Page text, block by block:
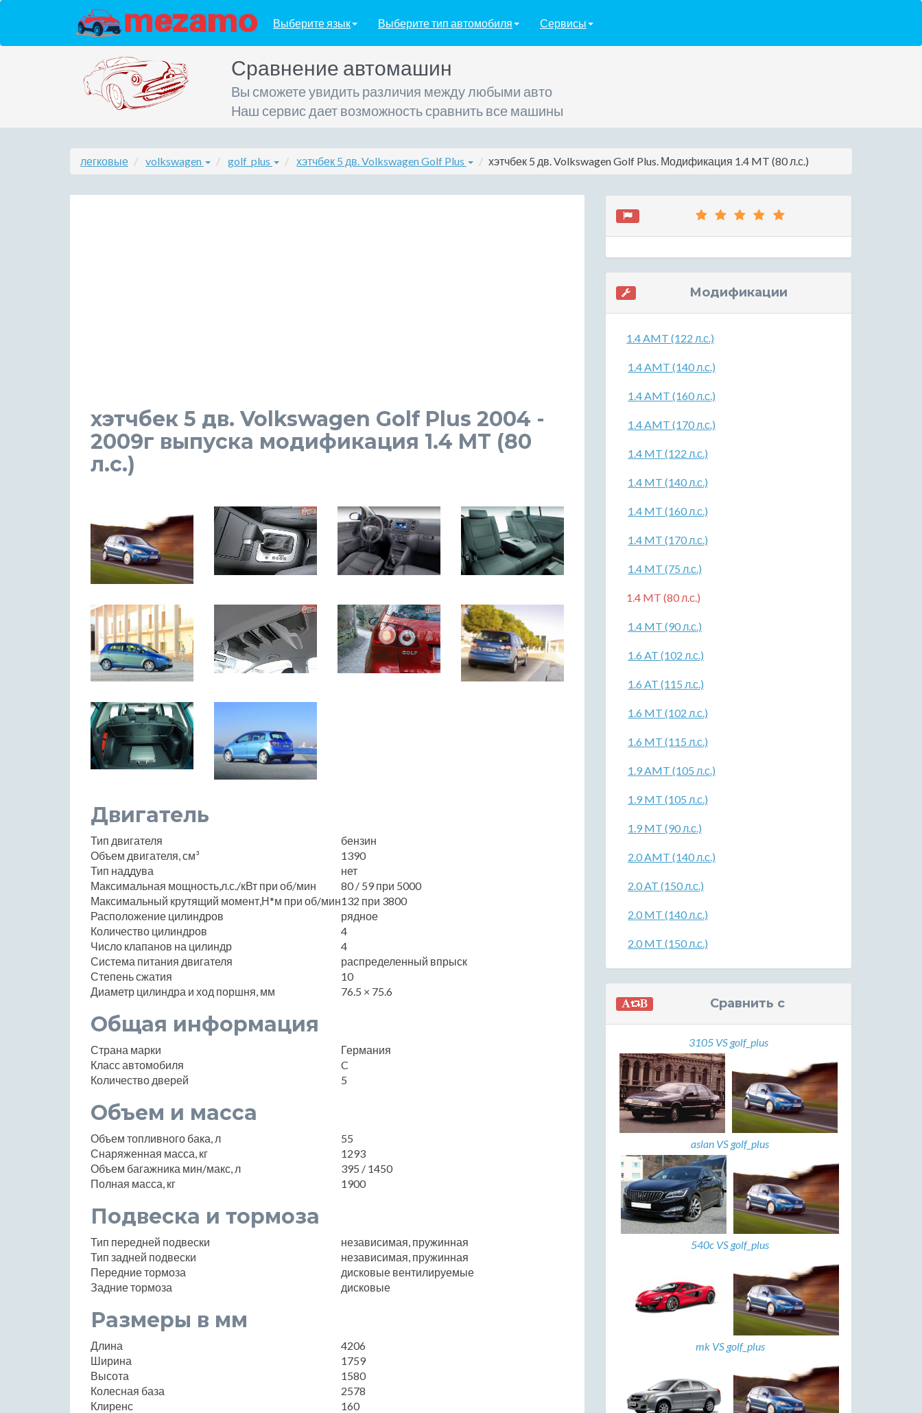
Выберите язык Выберите тип автомобиля Сервисы
Сравнение автомашин
Вы сможете увидить различия между любыми авто
Наш сервис дает возможность сравнить все машины
легковые volkswagen golf_plus хэтчбек 5 дв. Volkswagen Golf Plus хэтчбек 5 дв. Volkswagen Golf Plus. Модификация 1.4 MT (80 л.с.)
хэтчбек 5 дв. Volkswagen Golf Plus 2004 -
2009г выпуска модификация 1.4 MT (80
л.с.)
Двигатель
Тип двигателя
бензин
Объем двигателя, см³
1390
Тип наддува
нет
Максимальная мощность,л.с./кВт при об/мин
80 / 59 при 5000
Максимальный крутящий момент,Н*м при об/мин132 при 3800
Расположение цилиндров
рядное
Количество цилиндров
4
Число клапанов на цилиндр
4
Система питания двигателя
распределенный впрыск
Степень сжатия
10
Диаметр цилиндра и ход поршня, мм
76.5 × 75.6
Общая информация
Страна марки
Германия
Класс автомобиля
C
Количество дверей
5
Объем и масса
Объем топливного бака, л
55
Снаряженная масса, кг
1293
Объем багажника мин/макс, л
395 / 1450
Полная масса, кг
1900
Подвеска и тормоза
Тип передней подвески
независимая, пружинная
Тип задней подвески
независимая, пружинная
Передние тормоза
дисковые вентилируемые
Задние тормоза
дисковые
Размеры в мм
Длина
4206
Ширина
1759
Высота
1580
Колесная база
2578
Клиренс
160
Модификации
1.4 AMT (122 л.с.)
1.4 AMT (140 л.с.)
1.4 AMT (160 л.с.)
1.4 AMT (170 л.с.)
1.4 MT (122 л.с.)
1.4 MT (140 л.с.)
1.4 MT (160 л.с.)
1.4 MT (170 л.с.)
1.4 MT (75 л.с.)
1.4 MT (80 л.с.)
1.4 MT (90 л.с.)
1.6 AT (102 л.с.)
1.6 AT (115 л.с.)
1.6 MT (102 л.с.)
1.6 MT (115 л.с.)
1.9 AMT (105 л.с.)
1.9 MT (105 л.с.)
1.9 MT (90 л.с.)
2.0 AMT (140 л.с.)
2.0 AT (150 л.с.)
2.0 MT (140 л.с.)
2.0 MT (150 л.с.)
Сравнить с
3105 VS golf_plus
aslan VS golf_plus
540c VS golf_plus
mk VS golf_plus